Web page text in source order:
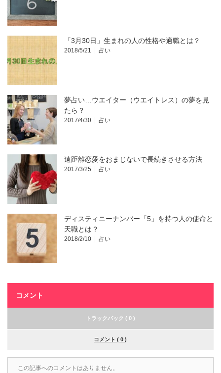
「3月30日」生まれの人の性格や適職とは？
2018/5/21 占い
夢占い…ウエイター（ウエイトレス）の夢を見
たら？
2017/4/30 占い
遠距離恋愛をおまじないで長続きさせる方法
2017/3/25 占い
ディスティニーナンバー「5」を持つ人の使命と
天職とは？
2018/2/10 占い
コメント
トラックバック ( 0 )
コメント ( 0 )
この記事へのコメントはありません。